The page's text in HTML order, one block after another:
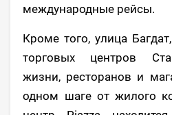
международные рейсы.
Кроме того, улица
торговых центров
жизни, ресторанов и
одном шаге от жилого